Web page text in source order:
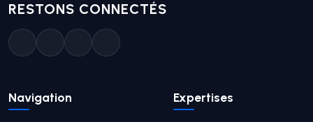
RESTONS CONNECTÉS
Navigation Expertises